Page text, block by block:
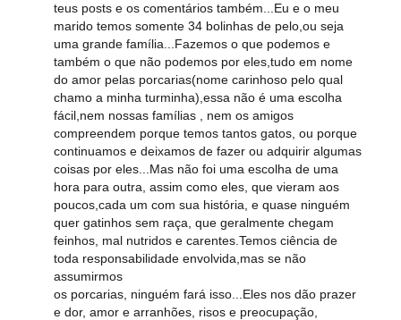
teus posts e os comentários também...Eu e o meu
marido temos somente 34 bolinhas de pelo,ou seja
uma grande família...Fazemos o que podemos e
também o que não podemos por eles,tudo em nome
do amor pelas porcarias(nome carinhoso pelo qual
chamo a minha turminha),essa não é uma escolha
fácil,nem nossas famílias , nem os amigos
compreendem porque temos tantos gatos, ou porque
continuamos e deixamos de fazer ou adquirir algumas
coisas por eles...Mas não foi uma escolha de uma
hora para outra, assim como eles, que vieram aos
poucos,cada um com sua história, e quase ninguém
quer gatinhos sem raça, que geralmente chegam
feinhos, mal nutridos e carentes.Temos ciência de
toda responsabilidade envolvida,mas se não
assumirmos
os porcarias, ninguém fará isso...Eles nos dão prazer
e dor, amor e arranhões, risos e preocupação,